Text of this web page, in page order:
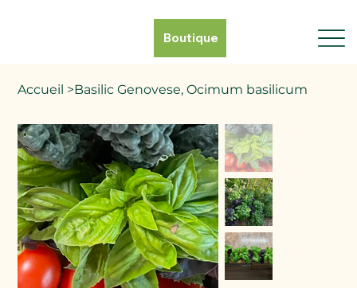
Boutique
Accueil >Basilic Genovese, Ocimum basilicum